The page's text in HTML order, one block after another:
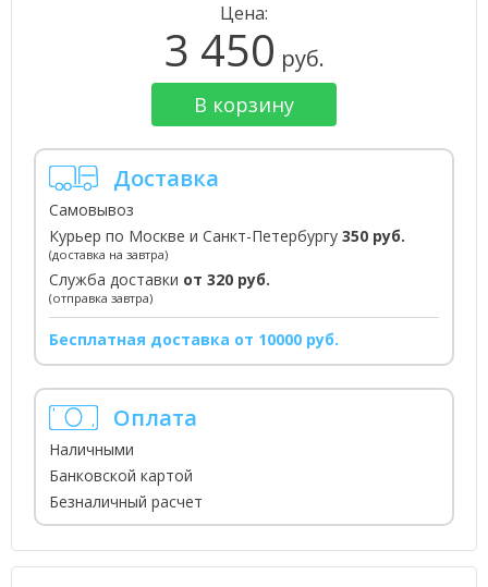
Цена:
3 450 руб.
В корзину
Доставка
Самовывоз
Курьер по Москве и Санкт-Петербургу 350 руб.
(доставка на завтра)
Служба доставки от 320 руб.
(отправка завтра)
Бесплатная доставка от 10000 руб.
Оплата
Наличными
Банковской картой
Безналичный расчет